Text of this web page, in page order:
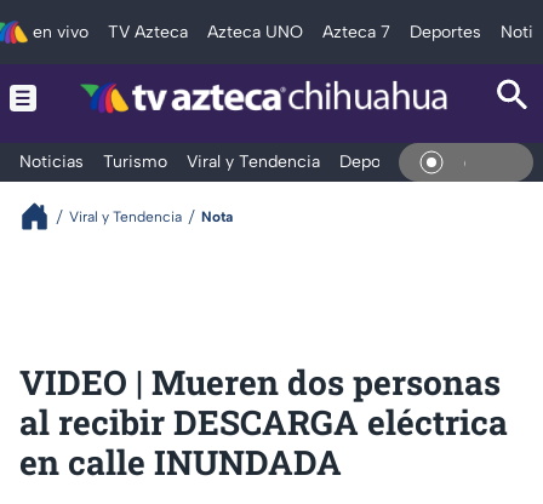
en vivo TV Azteca Azteca UNO Azteca 7 Deportes
Noticias Turismo Viral y Tendencia Deportes Espectáculos
En Vivo
Viral y Tendencia Nota
VIDEO | Mueren dos personas
al recibir DESCARGA eléctrica
en calle INUNDADA